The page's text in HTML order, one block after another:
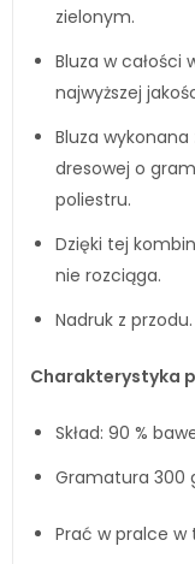
zielonym.
Bluza w całości
najwyższej
Bluza
dresowej o
poliestru.
Dzięki tej
nie rozciąga.
Nadruk z przodu.
Charakterystyka
Skład: 90 %
Gramatura 300
Prać w pralce